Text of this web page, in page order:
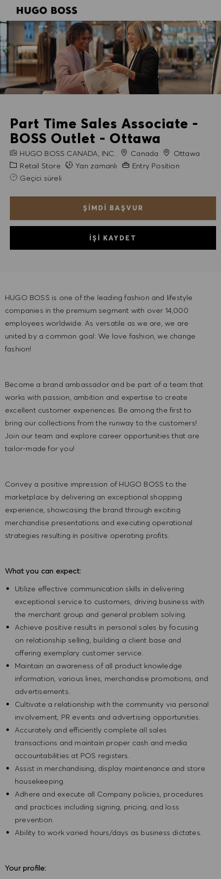
Part Time Sales Associate -
BOSS Outlet - Ottawa
FIRMA ADI
HUGO BOSS CANADA, INC. Canada ŞehirOttawa
Kategori
Retail Store Yarı zamanlı Gerekli Deneyim
Entry Position
Geçici süreli
ŞIMDI BAŞVUR
İŞI KAYDET
HUGO BOSS is one of the leading fashion and lifestyle
companies in the premium segment with over 14,000
employees worldwide. As versatile as we are, we are
united by a common goal: We love fashion, we change
fashion!
Become a brand ambassador and be part of a team that
works with passion, ambition and expertise to create
excellent customer experiences. Be among the first to
bring our collections from the runway to the customers!
Join our team and explore career opportunities that are
tailor-made for you!
Convey a positive impression of HUGO BOSS to the
marketplace by delivering an exceptional shopping
experience, showcasing the brand through exciting
merchandise presentations and executing operational
strategies resulting in positive operating profits.
What you can expect:
Utilize effective communication skills in delivering
exceptional service to customers, driving business with
the merchant group and general problem solving.
Achieve positive results in personal sales by focusing
on relationship selling, building a client base and
offering exemplary customer service.
Maintain an awareness of all product knowledge
information, various lines, merchandise promotions, and
advertisements.
Cultivate a relationship with the community via personal
involvement, PR events and advertising opportunities.
Accurately and efficiently complete all sales
transactions and maintain proper cash and media
accountabilities at POS registers.
Assist in merchandising, display maintenance and store
housekeeping.
Adhere and execute all Company policies, procedures
and practices including signing, pricing, and loss
prevention.
Ability to work varied hours/days as business dictates.
Your profile: